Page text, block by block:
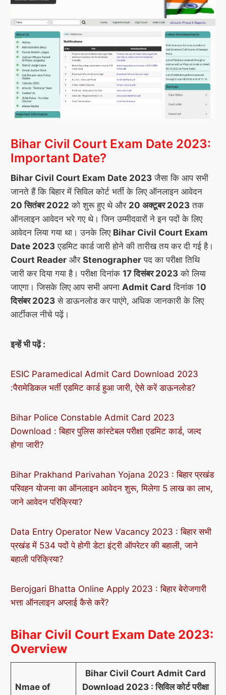
Bihar Civil Court Exam Date 2023:
Important Date?
Bihar Civil Court Exam Date 2023जैसा कि आप सभी
जानते हैं कि बिहार में सिविल कोर्ट भर्ती के लिए ऑनलाइन आवेदन
20 सितंबर 2022 को शुरू हुए थे और 20 अक्टूबर 2023तक
ऑनलाइन आवेदन भरे गए थे। जिन उम्मीदवारों ने इन पदों के लिए
आवेदन लिया गया था। उनके लिए Bihar Civil Court Exam
Date 2023एडमिट कार्ड जारी होने की तारीख तय कर दी गई है।
Court Readerऔर Stenographerपद का परीक्षा तिथि
जारी कर दिया गया है। परीक्षा दिनांक 17 दिसंबर 2023को लिया
जाएगा। जिसके लिए आप सभी अपना Admit Card दिनांक 10
दिसंबर 2023से डाऊनलोड कर पाएंगे, अधिक जानकारी के लिए
आर्टीकल नीचे पढ़ें।
इन्हें भी पढ़ें :
ESIC Paramedical Admit Card Download 2023
:पैरामेडिकल भर्ती एडमिट कार्ड हुआ जारी, ऐसे करें डाऊनलोड?
Bihar Police Constable Admit Card 2023
Download : बिहार पुलिस कांस्टेबल परीक्षा एडमिट कार्ड, जल्द
होगा जारी?
Bihar Prakhand Parivahan Yojana 2023 : बिहार प्रखंड
परिवहन योजना का ऑनलाइन आवेदन शुरू, मिलेगा 5 लाख का लाभ,
जाने आवेदन परिक्रिया?
Data Entry Operator New Vacancy 2023 : बिहार सभी
प्रखंड में 534 पदों पे होगी डेटा इंट्री ऑपरेटर की बहाली, जाने
बहाली परिक्रिया?
Berojgari Bhatta Online Apply 2023 : बिहार बेरोजगारी
भत्ता ऑनलाइन अप्लाई कैसे करें?
Bihar Civil Court Exam Date 2023:
Overview
Nmae of
Bihar Civil Court Admit Card
Download 2023 : सिविल कोर्ट परीक्षा